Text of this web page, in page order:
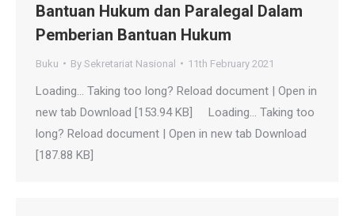
Bantuan Hukum dan Paralegal Dalam
Pemberian Bantuan Hukum
Buku By Sekretariat Nasional 11th February 2021
Loading… Taking too long? Reload document | Open in
new tab Download [153.94 KB] Loading… Taking too
long? Reload document | Open in new tab Download
[187.88 KB]